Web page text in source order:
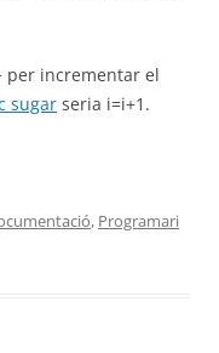
per incrementar el
sugar seria i=i+1.
, Programari